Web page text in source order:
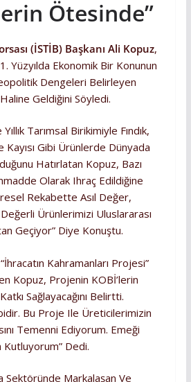
Ötesinde”
(İSTİB) Başkanı Ali Kopuz,
Yüzyılda Ekonomik Bir Konunun
Dengeleri Belirleyen
Geldiğini Söyledi.
Tarımsal Birikimiyle Fındık,
Kayısı Gibi Ürünlerde Dünyada
Hatırlatan Kopuz, Bazı
Olarak Ihraç Edildiğine
Rekabette Asıl Değer,
Ürünlerimizi Uluslararası
Geçiyor” Diye Konuştu.
Kahramanları Projesi”
Kopuz, Projenin KOBİ’lerin
Sağlayacağını Belirtti.
Bu Proje Ile Üreticilerimizin
Temenni Ediyorum. Emeği
Dedi.
Sektöründe Markalaşan Ve